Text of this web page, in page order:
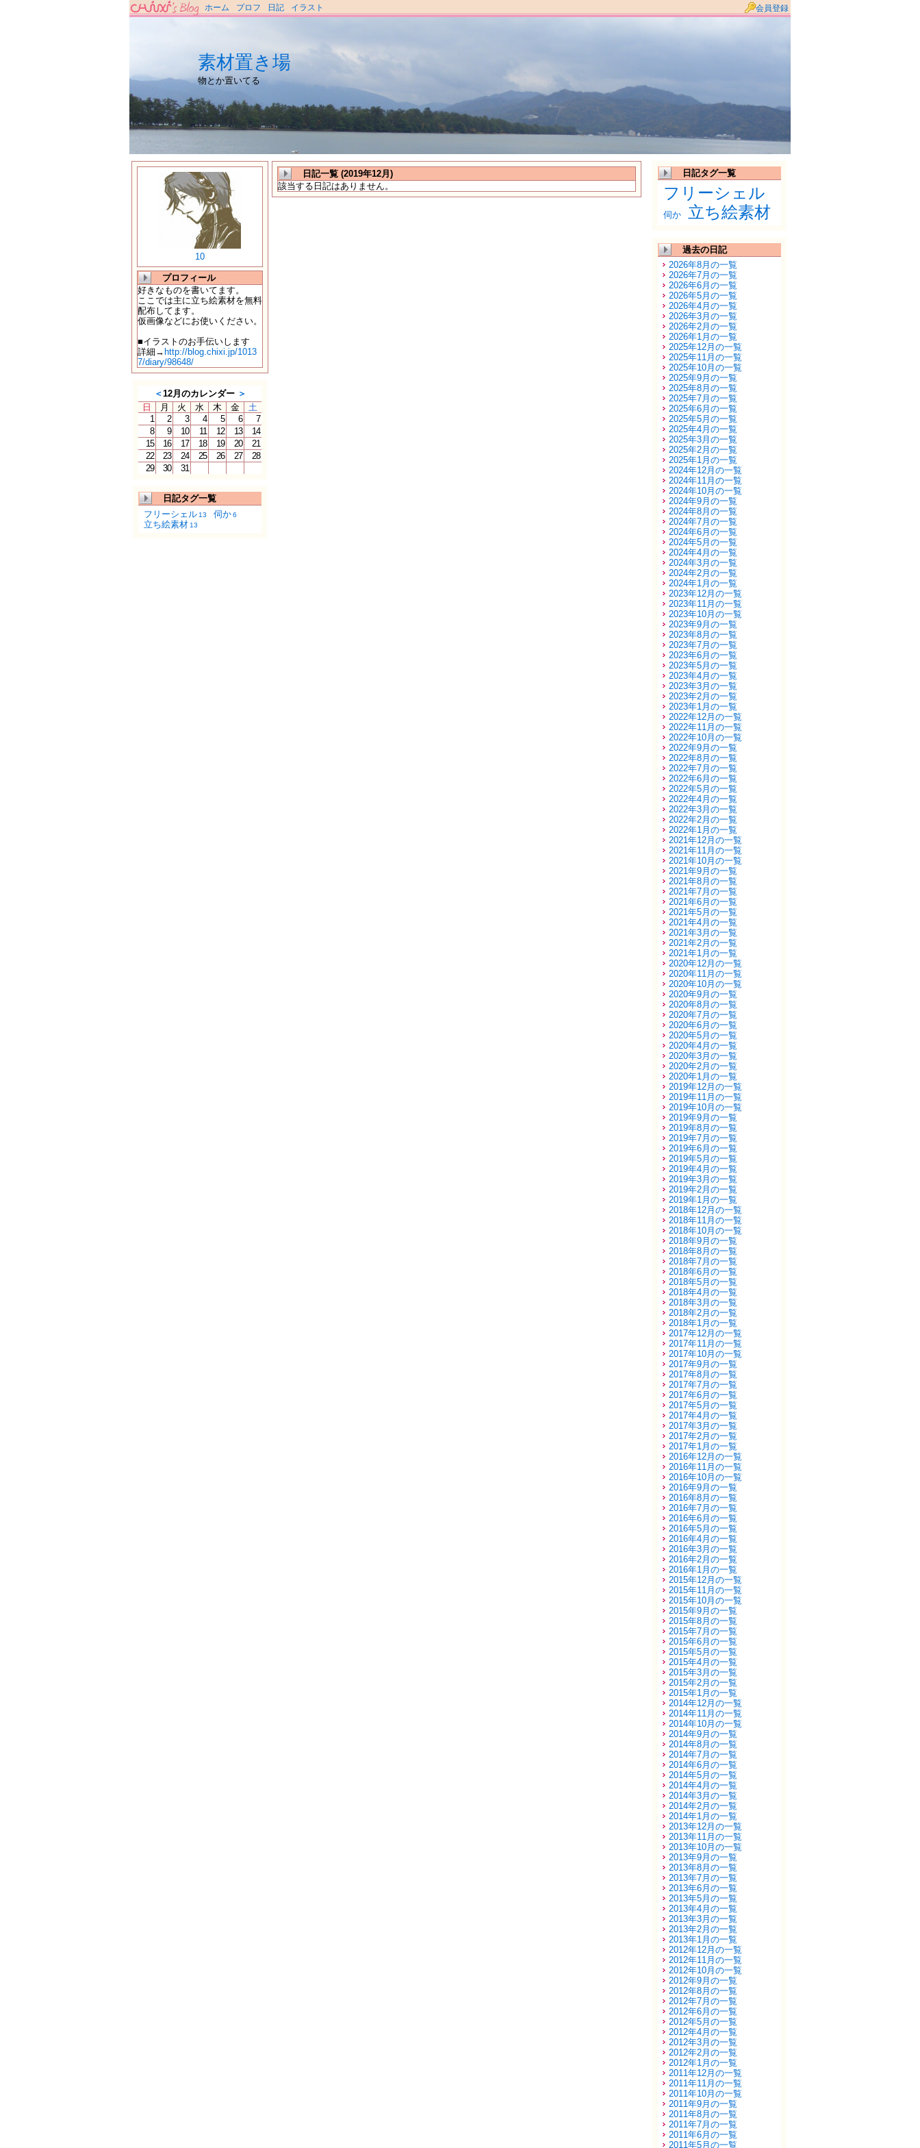
ホーム プロフ 日記 イラスト 会員登録
素材置き場
物とか置いてる
10
プロフィール
好きなものを書いてます。
ここでは主に立ち絵素材を無料
配布してます。
仮画像などにお使いください。
■イラストのお手伝いします
詳細→ http://blog.chixi.jp/1013
7/diary/98648/
＜12月のカレンダー ＞
日
月 火 水 木 金
土
1
2 3 4 5 6
7
8
9 10 11 12 13
14
15
16 17 18 19 20
21
22
23 24 25 26 27
28
29
30 31
日記タグ一覧
フリーシェル 13 伺か6
立ち絵素材 13
日記一覧 (2019年12月)
該当する日記はありません。
日記タグ一覧
フリーシェル
伺か 立ち絵素材
過去の日記
2026年8月の一覧
2026年7月の一覧
2026年6月の一覧
2026年5月の一覧
2026年4月の一覧
2026年3月の一覧
2026年2月の一覧
2026年1月の一覧
2025年12月の一覧
2025年11月の一覧
2025年10月の一覧
2025年9月の一覧
2025年8月の一覧
2025年7月の一覧
2025年6月の一覧
2025年5月の一覧
2025年4月の一覧
2025年3月の一覧
2025年2月の一覧
2025年1月の一覧
2024年12月の一覧
2024年11月の一覧
2024年10月の一覧
2024年9月の一覧
2024年8月の一覧
2024年7月の一覧
2024年6月の一覧
2024年5月の一覧
2024年4月の一覧
2024年3月の一覧
2024年2月の一覧
2024年1月の一覧
2023年12月の一覧
2023年11月の一覧
2023年10月の一覧
2023年9月の一覧
2023年8月の一覧
2023年7月の一覧
2023年6月の一覧
2023年5月の一覧
2023年4月の一覧
2023年3月の一覧
2023年2月の一覧
2023年1月の一覧
2022年12月の一覧
2022年11月の一覧
2022年10月の一覧
2022年9月の一覧
2022年8月の一覧
2022年7月の一覧
2022年6月の一覧
2022年5月の一覧
2022年4月の一覧
2022年3月の一覧
2022年2月の一覧
2022年1月の一覧
2021年12月の一覧
2021年11月の一覧
2021年10月の一覧
2021年9月の一覧
2021年8月の一覧
2021年7月の一覧
2021年6月の一覧
2021年5月の一覧
2021年4月の一覧
2021年3月の一覧
2021年2月の一覧
2021年1月の一覧
2020年12月の一覧
2020年11月の一覧
2020年10月の一覧
2020年9月の一覧
2020年8月の一覧
2020年7月の一覧
2020年6月の一覧
2020年5月の一覧
2020年4月の一覧
2020年3月の一覧
2020年2月の一覧
2020年1月の一覧
2019年12月の一覧
2019年11月の一覧
2019年10月の一覧
2019年9月の一覧
2019年8月の一覧
2019年7月の一覧
2019年6月の一覧
2019年5月の一覧
2019年4月の一覧
2019年3月の一覧
2019年2月の一覧
2019年1月の一覧
2018年12月の一覧
2018年11月の一覧
2018年10月の一覧
2018年9月の一覧
2018年8月の一覧
2018年7月の一覧
2018年6月の一覧
2018年5月の一覧
2018年4月の一覧
2018年3月の一覧
2018年2月の一覧
2018年1月の一覧
2017年12月の一覧
2017年11月の一覧
2017年10月の一覧
2017年9月の一覧
2017年8月の一覧
2017年7月の一覧
2017年6月の一覧
2017年5月の一覧
2017年4月の一覧
2017年3月の一覧
2017年2月の一覧
2017年1月の一覧
2016年12月の一覧
2016年11月の一覧
2016年10月の一覧
2016年9月の一覧
2016年8月の一覧
2016年7月の一覧
2016年6月の一覧
2016年5月の一覧
2016年4月の一覧
2016年3月の一覧
2016年2月の一覧
2016年1月の一覧
2015年12月の一覧
2015年11月の一覧
2015年10月の一覧
2015年9月の一覧
2015年8月の一覧
2015年7月の一覧
2015年6月の一覧
2015年5月の一覧
2015年4月の一覧
2015年3月の一覧
2015年2月の一覧
2015年1月の一覧
2014年12月の一覧
2014年11月の一覧
2014年10月の一覧
2014年9月の一覧
2014年8月の一覧
2014年7月の一覧
2014年6月の一覧
2014年5月の一覧
2014年4月の一覧
2014年3月の一覧
2014年2月の一覧
2014年1月の一覧
2013年12月の一覧
2013年11月の一覧
2013年10月の一覧
2013年9月の一覧
2013年8月の一覧
2013年7月の一覧
2013年6月の一覧
2013年5月の一覧
2013年4月の一覧
2013年3月の一覧
2013年2月の一覧
2013年1月の一覧
2012年12月の一覧
2012年11月の一覧
2012年10月の一覧
2012年9月の一覧
2012年8月の一覧
2012年7月の一覧
2012年6月の一覧
2012年5月の一覧
2012年4月の一覧
2012年3月の一覧
2012年2月の一覧
2012年1月の一覧
2011年12月の一覧
2011年11月の一覧
2011年10月の一覧
2011年9月の一覧
2011年8月の一覧
2011年7月の一覧
2011年6月の一覧
2011年5月の一覧